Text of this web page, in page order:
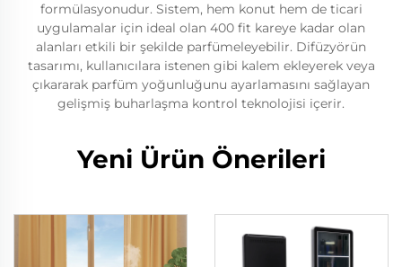
formülasyonudur. Sistem, hem konut hem de ticari
uygulamalar için ideal olan 400 fit kareye kadar olan
alanları etkili bir şekilde parfümeleyebilir. Difüzyörün
tasarımı, kullanıcılara istenen gibi kalem ekleyerek veya
çıkararak parfüm yoğunluğunu ayarlamasını sağlayan
gelişmiş buharlaşma kontrol teknolojisi içerir.
Yeni Ürün Önerileri